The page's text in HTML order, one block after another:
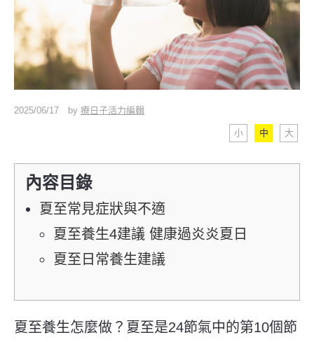
2025/06/17 by 療日子活力編輯
小 中 大
內容目錄
夏至常見症狀與不適
夏至養生4建議 健康過炎炎夏日
夏至日常養生建議
夏至養生怎麼做？夏至是24節氣中的第10個節